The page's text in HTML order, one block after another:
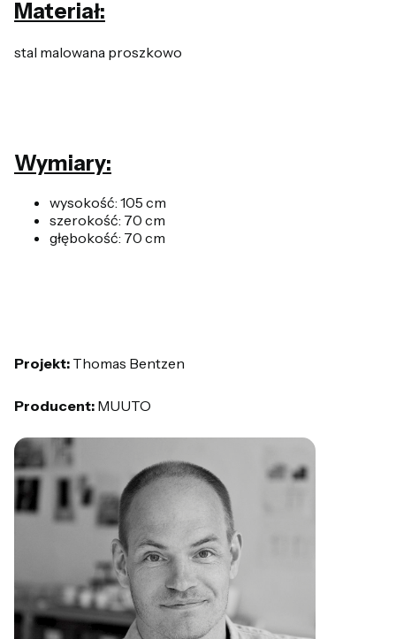
Materiał:
stal malowana proszkowo
Wymiary:
wysokość: 105 cm
szerokość: 70 cm
głębokość: 70 cm
Projekt: Thomas Bentzen
Producent: MUUTO